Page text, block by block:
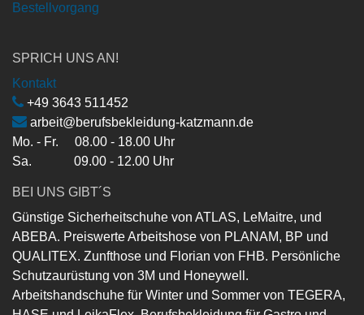
Bestellvorgang
SPRICH UNS AN!
Kontakt
+49 3643 511452
arbeit@berufsbekleidung-katzmann.de
Mo. - Fr. 08.00 - 18.00 Uhr
Sa. 09.00 - 12.00 Uhr
BEI UNS GIBT´S
Günstige Sicherheitschuhe von ATLAS, LeMaitre, und
ABEBA. Preiswerte Arbeitshose von PLANAM, BP und
QUALITEX. Zunfthose und Florian von FHB. Persönliche
Schutzaurüstung von 3M und Honeywell.
Arbeitshandschuhe für Winter und Sommer von TEGERA,